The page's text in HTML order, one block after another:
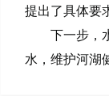
提出了具体要
下一步，
水，维护河湖